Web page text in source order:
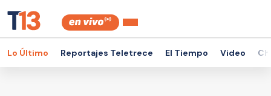
Lo Último Reportajes Teletrece El Tiempo Video